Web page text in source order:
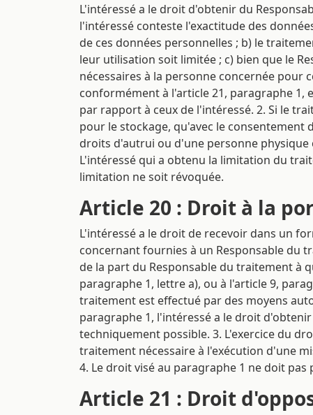
L'intéressé a le droit d'obtenir du
l'intéressé conteste l'exactitude des
de ces données personnelles ; b) le
leur utilisation soit limitée ; c) bien que le
nécessaires à la personne concernée
conformément à l'article 21, paragraphe 1,
par rapport à ceux de l'intéressé. 2. Si le
pour le stockage, qu'avec le
droits d'autrui ou d'une personne
L'intéressé qui a obtenu la limitation du
limitation ne soit révoquée.
Article 20 : Droit à la
L'intéressé a le droit de recevoir dans un
concernant fournies à un Responsable du
de la part du Responsable du traitement à
paragraphe 1, lettre a), ou à l'article 9,
traitement est effectué par des moyens
paragraphe 1, l'intéressé a le droit
techniquement possible. 3. L'exercice du
traitement nécessaire à l'exécution d'une
4. Le droit visé au paragraphe 1 ne doit
Article 21 : Droit